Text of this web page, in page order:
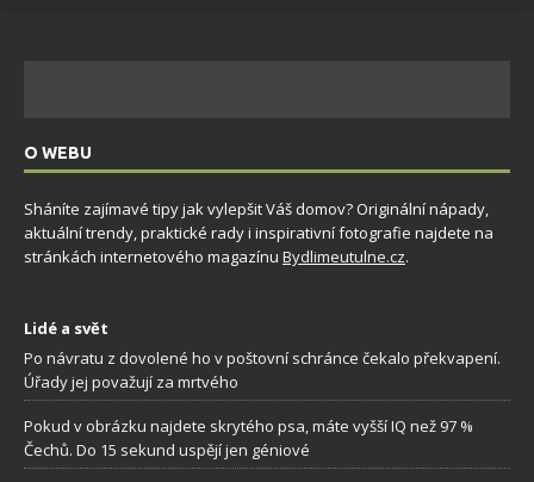
O WEBU
Sháníte zajímavé tipy jak vylepšit Váš domov? Originální nápady,
aktuální trendy, praktické rady i inspirativní fotografie najdete na
stránkách internetového magazínu Bydlimeutulne.cz.
Lidé a svět
Po návratu z dovolené ho v poštovní schránce čekalo překvapení.
Úřady jej považují za mrtvého
Pokud v obrázku najdete skrytého psa, máte vyšší IQ než 97 %
Čechů. Do 15 sekund uspějí jen géniové